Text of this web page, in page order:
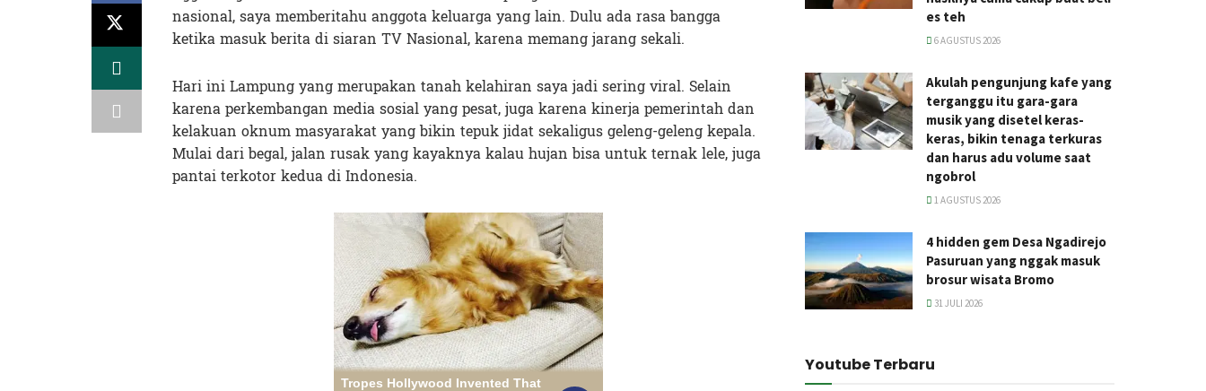
nasional, saya memberitahu anggota keluarga yang lain. Dulu ada rasa bangga
ketika masuk berita di siaran TV Nasional, karena memang jarang sekali.
Hari ini Lampung yang merupakan tanah kelahiran saya jadi sering viral. Selain
karena perkembangan media sosial yang pesat, juga karena kinerja pemerintah dan
kelakuan oknum masyarakat yang bikin tepuk jidat sekaligus geleng-geleng kepala.
Mulai dari begal, jalan rusak yang kayaknya kalau hujan bisa untuk ternak lele, juga
pantai terkotor kedua di Indonesia.
es teh
6 AGUSTUS 2026
Akulah pengunjung kafe yang
terganggu itu gara-gara
musik yang disetel keras-
keras, bikin tenaga terkuras
dan harus adu volume saat
ngobrol
1 AGUSTUS 2026
4 hidden gem Desa Ngadirejo
Pasuruan yang nggak masuk
brosur wisata Bromo
31 JULI 2026
Youtube Terbaru